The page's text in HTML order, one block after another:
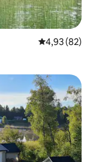
4,93 de uma
4,93 (82)